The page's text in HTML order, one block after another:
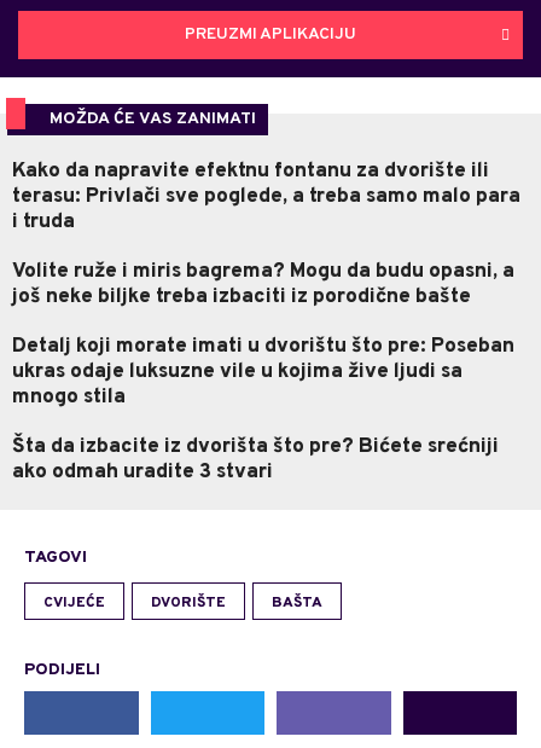
PREUZMI APLIKACIJU
MOŽDA ĆE VAS ZANIMATI
Kako da napravite efektnu fontanu za dvorište ili
terasu: Privlači sve poglede, a treba samo malo para
i truda
Volite ruže i miris bagrema? Mogu da budu opasni, a
još neke biljke treba izbaciti iz porodične bašte
Detalj koji morate imati u dvorištu što pre: Poseban
ukras odaje luksuzne vile u kojima žive ljudi sa
mnogo stila
Šta da izbacite iz dvorišta što pre? Bićete srećniji
ako odmah uradite 3 stvari
TAGOVI
CVIJEĆE DVORIŠTE BAŠTA
PODIJELI